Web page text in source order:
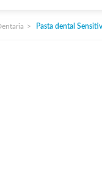
Pasta dental